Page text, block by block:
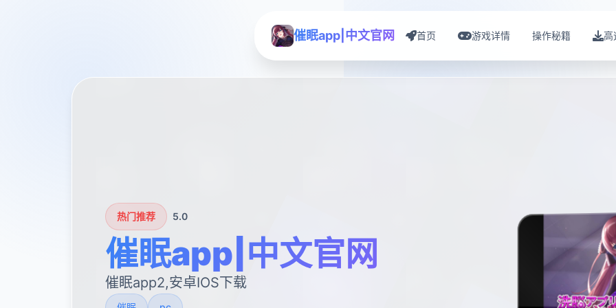
催眠app|中文官网 首页 游戏详情 操作秘籍 高
热门推荐 5.0
催眠app|中文官网
催眠app2,安卓IOS下载